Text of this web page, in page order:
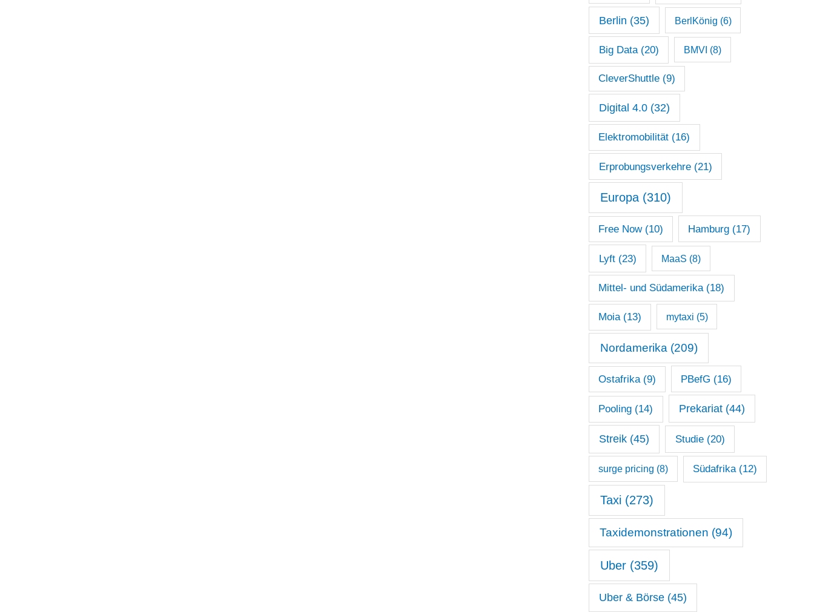
Berlin (35) BerlKönig (6)
Big Data(20) BMVI (8)
CleverShuttle(9)
Digital 4.0(32)
Elektromobilität (16)
Erprobungsverkehre(21)
Europa(310)
Free Now(10) Hamburg (17)
Lyft(23) MaaS (8)
Mittel- und Südamerika(18)
Moia(13) mytaxi (5)
Nordamerika (209)
Ostafrika(9) PBefG (16)
Pooling (14) Prekariat(44)
Streik (45) Studie(20)
surge pricing (8) Südafrika(12)
Taxi(273)
Taxidemonstrationen (94)
Uber (359)
Uber & Börse (45)